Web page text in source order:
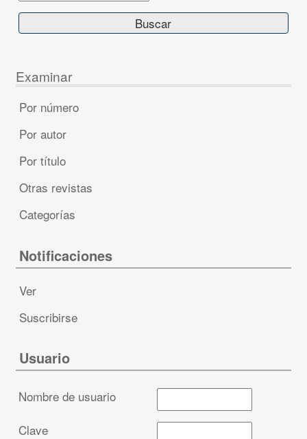
Examinar
Por número
Por autor
Por título
Otras revistas
Categorías
Notificaciones
Ver
Suscribirse
Usuario
Nombre de usuario
Clave